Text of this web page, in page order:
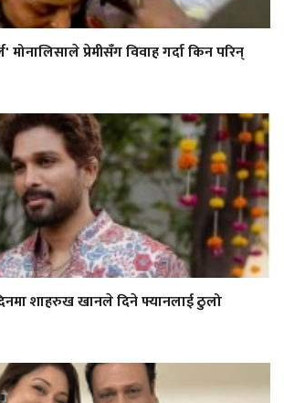
प्रेमीसँग विवाह गर्दा किन परिन्
शाहरुख खानले दिने फ्यानलाई ठुलो